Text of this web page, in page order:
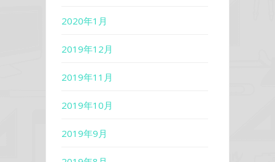
2020年1月
2019年12月
2019年11月
2019年10月
2019年9月